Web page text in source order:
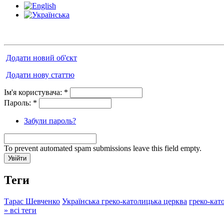
Додати новий об'єкт
Додати нову статтю
Ім'я користувача: *
Пароль: *
Забули пароль?
To prevent automated spam submissions leave this field empty.
Теги
Тарас Шевченко Українська греко-католицька церква греко-
» всі теги